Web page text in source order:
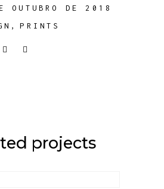
OUTUBRO DE 2018
PRINTS
projects